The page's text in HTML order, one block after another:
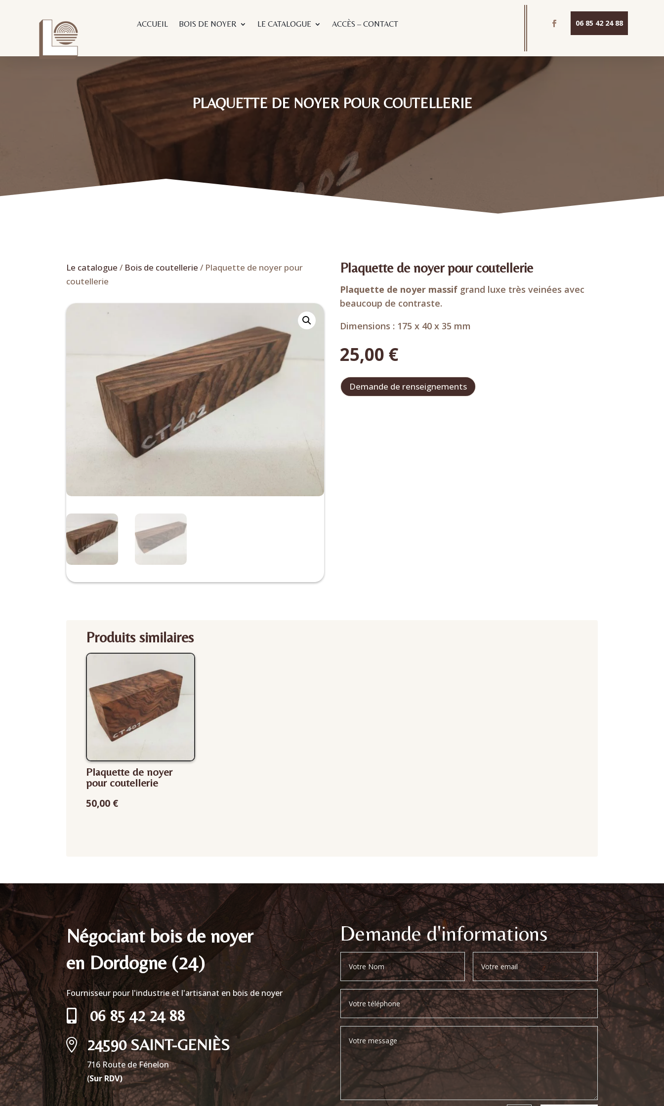
ACCUEIL BOIS DE NOYER LE CATALOGUE ACCÈS – CONTACT 06 85 42 24 88
PLAQUETTE DE NOYER POUR COUTELLERIE
Le catalogue / Bois de coutellerie / Plaquette de noyer pour
coutellerie
Plaquette de noyer pour coutellerie
Plaquette de noyer massif grand luxe très veinées avec
beaucoup de contraste.
Dimensions : 175 x 40 x 35 mm
25,00€
Demande de renseignements
Produits similaires
Plaquette de noyer
pour coutellerie
50,00 €
Négociant bois de noyer
en Dordogne (24)
Fournisseur pour l'industrie et l'artisanat en bois de noyer
 06 85 42 24 88
 24590 SAINT-GENIÈS
716 Route de Fénelon
(Sur RDV)
Demande d'informations